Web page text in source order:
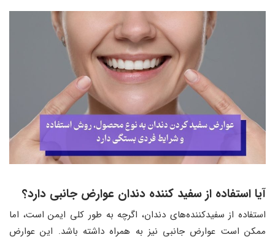
آیا استفاده از سفید کننده دندان عوارض جانبی دارد؟
استفاده از سفیدکننده‌های دندان، اگرچه به طور کلی ایمن است، اما
ممکن است عوارض جانبی نیز به همراه داشته باشد. این عوارض